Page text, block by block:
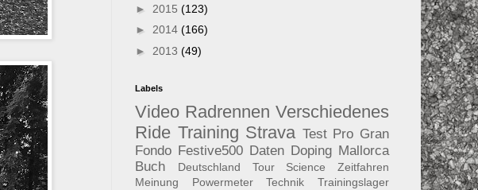
► 2015 (123)
► 2014 (166)
► 2013 (49)
Labels
Video Radrennen Verschiedenes
Ride Training Strava Test Pro Gran
Fondo Festive500 Daten Doping Mallorca
Buch
Deutschland Tour Science
Zeitfahren
Meinung
Powermeter Technik
Trainingslager